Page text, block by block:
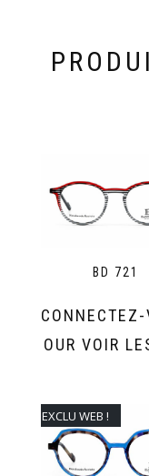
BD 721
CONNECTEZ-
POUR VOIR
EXCLU WEB !